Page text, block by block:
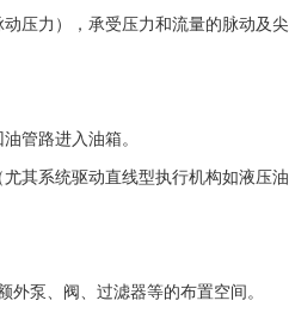
压力），承受压力和流量的脉动及尖
管路进入油箱。
其系统驱动直线型执行机构如液压油
外泵、阀、过滤器等的布置空间。